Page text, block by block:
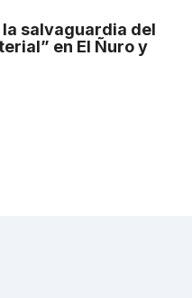
salvaguardia del
en El Ñuro y